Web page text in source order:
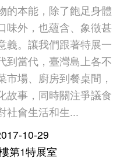
的本能，除了飽足身體
味外，也蘊含、象徵甚
義。讓我們跟著特展一
到當代，臺灣島上各不
場、廚房到餐桌間，
故事，同時關注爭議食
社會生活和生...
10-29
第1特展室